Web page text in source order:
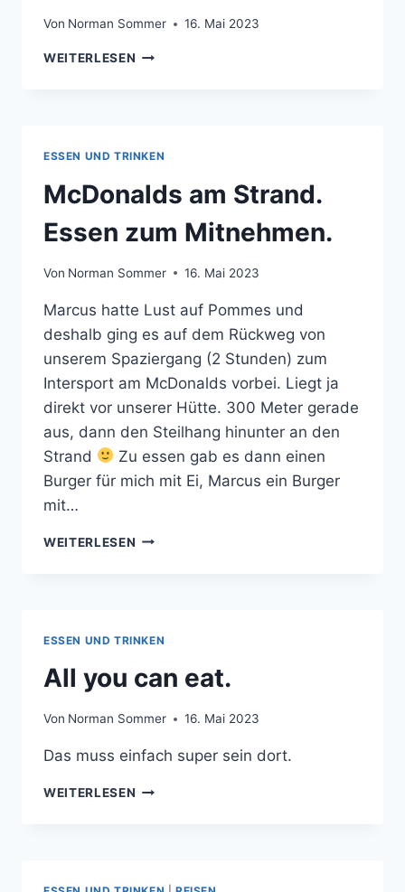
Von Norman Sommer 16. Mai 2023
WEITERLESEN ABENDESSEN
ESSEN UND TRINKEN
McDonalds am Strand.
Essen zum Mitnehmen.
Von Norman Sommer 16. Mai 2023
Marcus hatte Lust auf Pommes und
deshalb ging es auf dem Rückweg von
unserem Spaziergang (2 Stunden) zum
Intersport am McDonalds vorbei. Liegt ja
direkt vor unserer Hütte. 300 Meter gerade
aus, dann den Steilhang hinunter an den
Strand
Zu essen gab es dann einen
Burger für mich mit Ei, Marcus ein Burger
mit…
WEITERLESEN MCDONALDS
MITNEHMEN.
ESSEN UND TRINKEN
All you can eat.
Von Norman Sommer 16. Mai 2023
Das muss einfach super sein dort.
WEITERLESEN ALL